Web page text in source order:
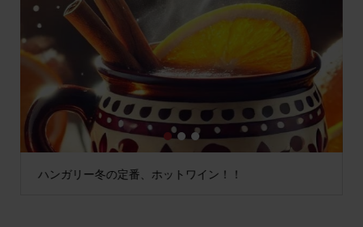
ハンガリー冬の定番、ホットワイン！！
1 2 3